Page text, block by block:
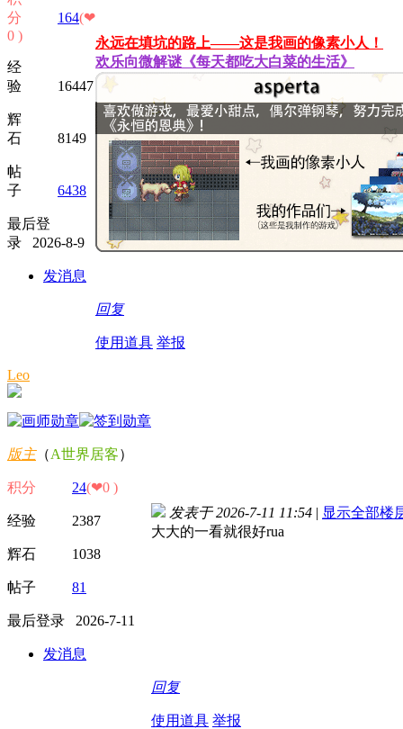
分 164(❤
0 )
经
验 16447
辉
石 8149
帖
子 6438
最后登
录 2026-8-9
发消息
永远在填坑的路上——这是我画的像素小人！
欢乐向微解谜《每天都吃大白菜的生活》
回复
使用道具 举报
Leo
版主（A世界居客）
积分 24(❤0 )
经验 2387
辉石 1038
帖子 81
最后登录 2026-7-11
发消息
发表于 2026-7-11 11:54 | 显示全部楼
大大的一看就很好rua
回复
使用道具 举报